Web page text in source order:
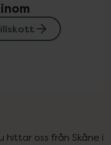
hittar oss från Skåne i